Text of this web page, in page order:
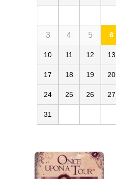
3 4 5 6
10 11 12 13
17 18 19 20
24 25 26 27
31